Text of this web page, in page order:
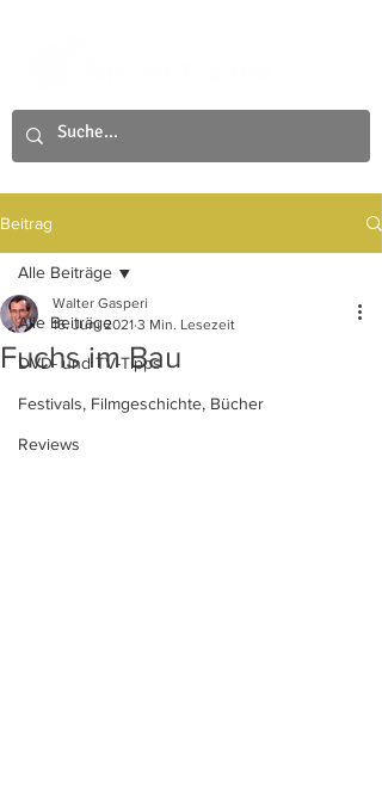
Beitrag
Alle Beiträge
DVD- und TV-Tipps
Festivals, Filmgeschichte, Bücher
Reviews
Alle Beiträge
Fuchs im Bau
Walter Gasperi
16. Juni 2021 3 Min. Lesezeit